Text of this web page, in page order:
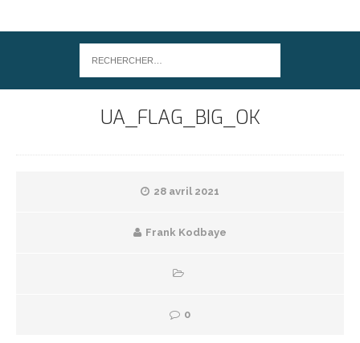
UA_FLAG_BIG_OK
28 avril 2021
Frank Kodbaye
0